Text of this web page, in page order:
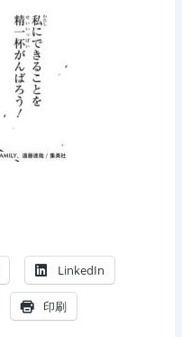
LinkedIn
印刷